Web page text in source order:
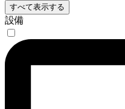
すべて表示する
設備